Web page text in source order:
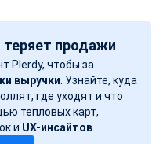
продажи
Plerdy, чтобы за
выручки . Узнайте, куда
где уходят и что
тепловых карт,
и UX-инсайтов